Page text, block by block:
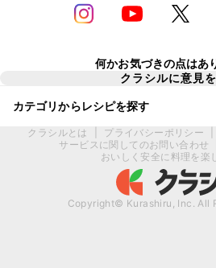
何かお気づきの点はあ
クラシルに意見
カテゴリからレシピを探す
クラシルとは プライバシーポリシー
サービスに関してのお問い合わせ
おいしく安全に料理を楽
Copyright© Kurashiru, Inc. All